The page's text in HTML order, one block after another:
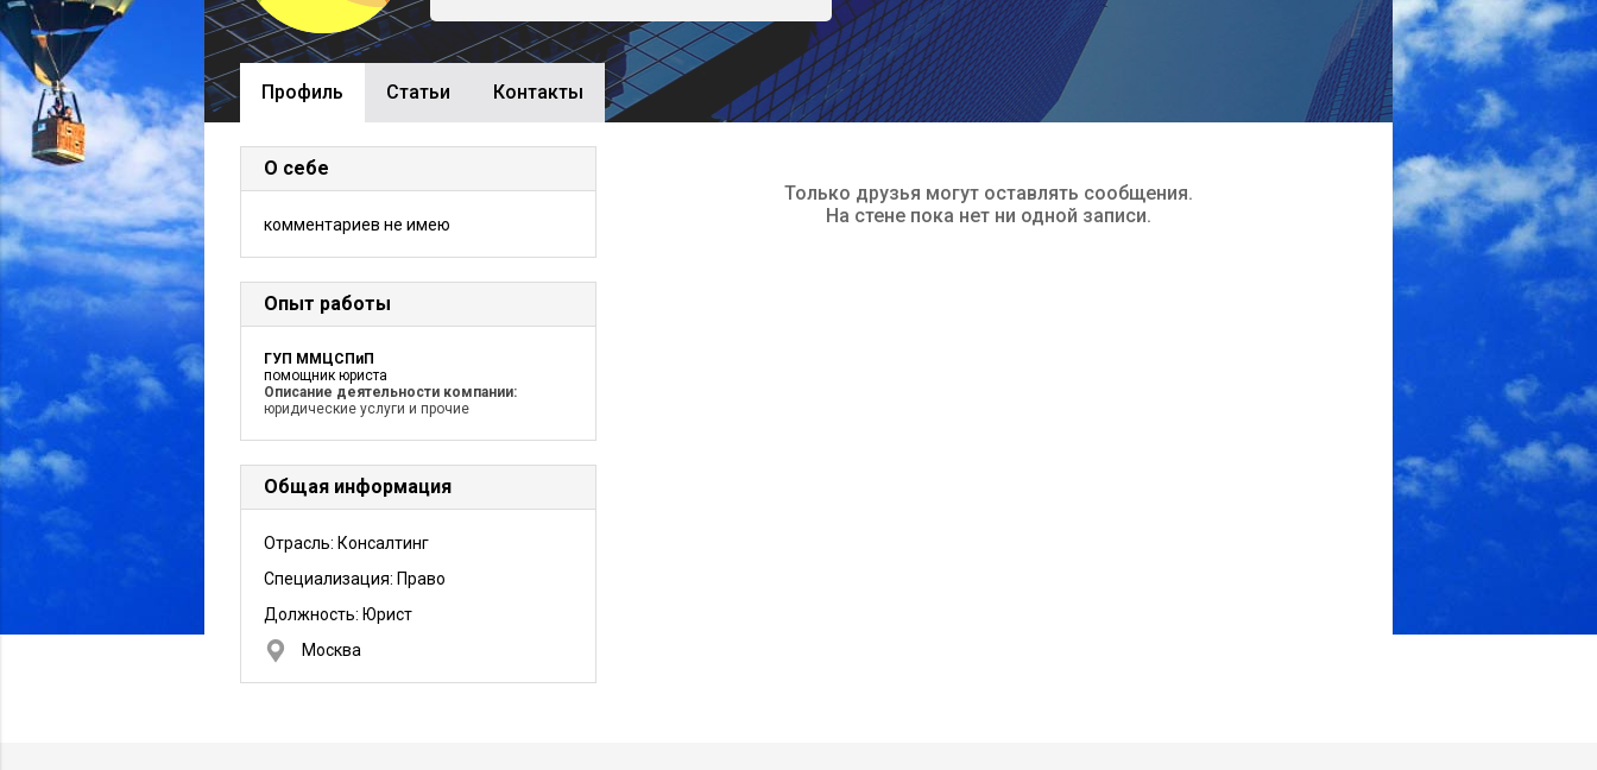
Профиль Cтатьи Контакты
О себе
комментариев не имею
Опыт работы
ГУП ММЦСПиП
помощник юриста
Описание деятельности компании:
юридические услуги и прочие
Общая информация
Отрасль: Консалтинг
Специализация: Право
Должность: Юрист
Москва
Только друзья могут оставлять сообщения.
На стене пока нет ни одной записи.